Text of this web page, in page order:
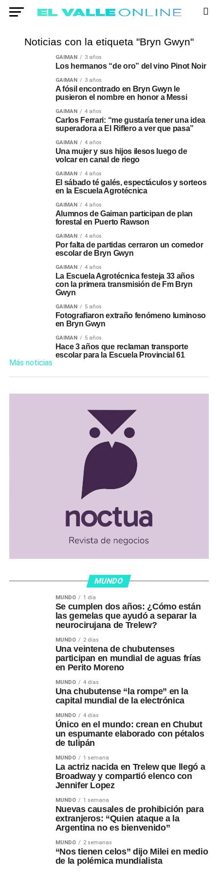
Noticias con la etiqueta "Bryn Gwyn"
GAIMAN 3 años
Los hermanos “de oro” del vino Pinot Noir
GAIMAN 3 años
A fósil encontrado en Bryn Gwyn le
pusieron el nombre en honor a Messi
GAIMAN 4 años
Carlos Ferrari: “me gustaría tener una idea
superadora a El Riflero a ver que pasa”
GAIMAN 4 años
Una mujer y sus hijos ilesos luego de
volcar en canal de riego
GAIMAN 4 años
El sábado té galés, espectáculos y sorteos
en la Escuela Agrotécnica
GAIMAN 4 años
Alumnos de Gaiman participan de plan
forestal en Puerto Rawson
GAIMAN 4 años
Por falta de partidas cerraron un comedor
escolar de Bryn Gwyn
GAIMAN 4 años
La Escuela Agrotécnica festeja 33 años
con la primera transmisión de Fm Bryn
Gwyn
GAIMAN 5 años
Fotografiaron extraño fenómeno luminoso
en Bryn Gwyn
GAIMAN 5 años
Hace 3 años que reclaman transporte
escolar para la Escuela Provincial 61
Más noticias
MUNDO
MUNDO 1 día
Se cumplen dos años: ¿Cómo están
las gemelas que ayudó a separar la
neurocirujana de Trelew?
MUNDO 2 días
Una veintena de chubutenses
participan en mundial de aguas frías
en Perito Moreno
MUNDO 4 días
Una chubutense “la rompe” en la
capital mundial de la electrónica
MUNDO 4 días
Único en el mundo: crean en Chubut
un espumante elaborado con pétalos
de tulipán
MUNDO 1 semana
La actriz nacida en Trelew que llegó a
Broadway y compartió elenco con
Jennifer Lopez
MUNDO 1 semana
Nuevas causales de prohibición para
extranjeros: “Quien ataque a la
Argentina no es bienvenido”
MUNDO 2 semanas
“Nos tienen celos” dijo Milei en medio
de la polémica mundialista